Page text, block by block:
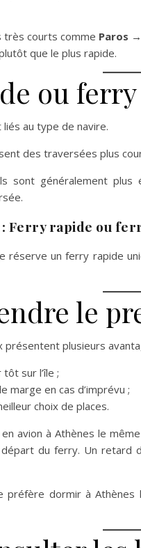
très courts comme Paros
que le plus rapide.
ou ferry
au type de navire.
des traversées plus
sont généralement
Ferry rapide ou
réserve un ferry rapide
le
plusieurs
sur l’île ;
marge en cas d’imprévu ;
choix de places.
avion à Athènes le
du ferry. Un retard
préfère dormir à